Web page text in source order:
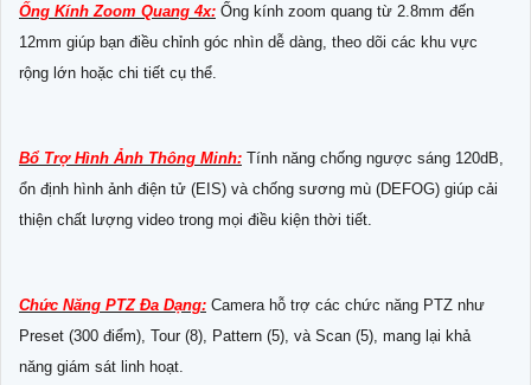
Ống Kính Zoom Quang 4x: Ống kính zoom quang từ 2.8mm đến
12mm giúp bạn điều chỉnh góc nhìn dễ dàng, theo dõi các khu vực
rộng lớn hoặc chi tiết cụ thể.
Bổ Trợ Hình Ảnh Thông Minh: Tính năng chống ngược sáng 120dB,
ổn định hình ảnh điện tử (EIS) và chống sương mù (DEFOG) giúp cải
thiện chất lượng video trong mọi điều kiện thời tiết.
Chức Năng PTZ Đa Dạng: Camera hỗ trợ các chức năng PTZ như
Preset (300 điểm), Tour (8), Pattern (5), và Scan (5), mang lại khả
năng giám sát linh hoạt.